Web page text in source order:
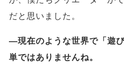
だと思いました。
―現在のような世界で「遊
単ではありませんね。